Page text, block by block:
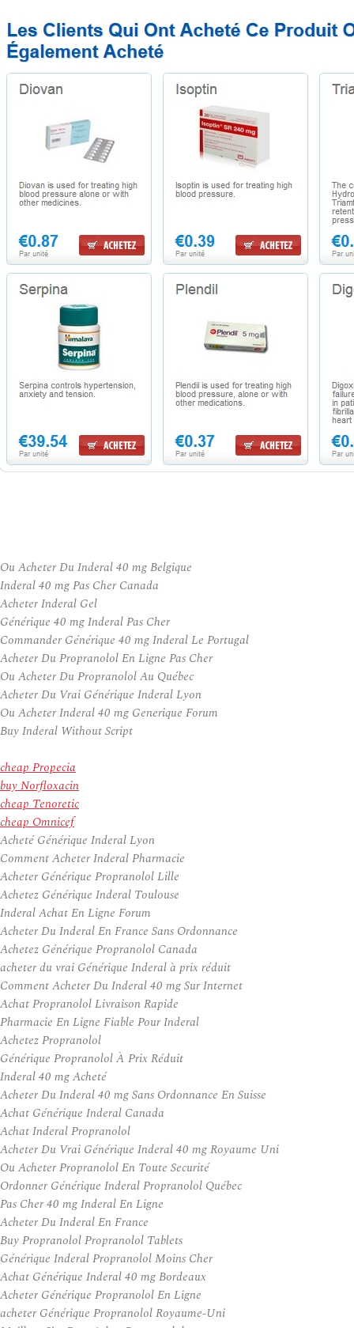
Ou Acheter Du Inderal 40 mg Belgique
Inderal 40 mg Pas Cher Canada
Acheter Inderal Gel
Générique 40 mg Inderal Pas Cher
Commander Générique 40 mg Inderal Le Portugal
Acheter Du Propranolol En Ligne Pas Cher
Ou Acheter Du Propranolol Au Québec
Acheter Du Vrai Générique Inderal Lyon
Ou Acheter Inderal 40 mg Generique Forum
Buy Inderal Without Script
cheap Propecia
buy Norfloxacin
cheap Tenoretic
cheap Omnicef
Acheté Générique Inderal Lyon
Comment Acheter Inderal Pharmacie
Acheter Générique Propranolol Lille
Achetez Générique Inderal Toulouse
Inderal Achat En Ligne Forum
Acheter Du Inderal En France Sans Ordonnance
Achetez Générique Propranolol Canada
acheter du vrai Générique Inderal à prix réduit
Comment Acheter Du Inderal 40 mg Sur Internet
Achat Propranolol Livraison Rapide
Pharmacie En Ligne Fiable Pour Inderal
Achetez Propranolol
Générique Propranolol À Prix Réduit
Inderal 40 mg Acheté
Acheter Du Inderal 40 mg Sans Ordonnance En Suisse
Achat Générique Inderal Canada
Achat Inderal Propranolol
Acheter Du Vrai Générique Inderal 40 mg Royaume Uni
Ou Acheter Propranolol En Toute Securité
Ordonner Générique Inderal Propranolol Québec
Pas Cher 40 mg Inderal En Ligne
Acheter Du Inderal En France
Buy Propranolol Propranolol Tablets
Générique Inderal Propranolol Moins Cher
Achat Générique Inderal 40 mg Bordeaux
Acheter Générique Propranolol En Ligne
acheter Générique Propranolol Royaume-Uni